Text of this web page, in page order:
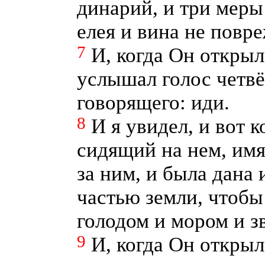
динарий, и три
елея и вина не
7 И, когда Он
услышал голос
говорящего: иди.
8 И я увидел, и вот
сидящий на нем,
за ним, и была дана
частью земли,
голодом и мором и
9 И, когда Он